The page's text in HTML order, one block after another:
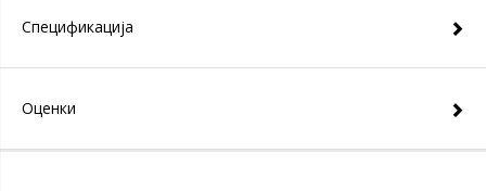
Спецификација
Оценки